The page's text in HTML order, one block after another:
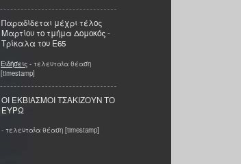
Παραδίδεται μέχρι τέλος
Μαρτίου το τμήμα Δομοκός -
Τρίκαλα του Ε65
Ειδήσεις - τελευταία θέαση
[timestamp]
OI ΕΚΒΙΑΣΜΟΙ ΤΣΑΚΙΖΟΥΝ ΤΟ
ΕΥΡΩ
- τελευταία θέαση [timestamp]